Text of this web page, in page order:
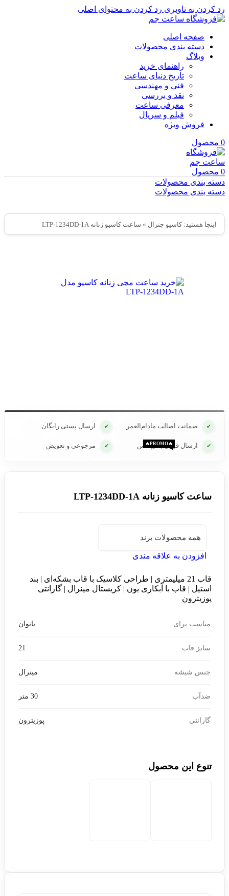
رد کردن به ناوبری رد کردن به محتوای اصلی
صفحه اصلی
دسته بندی محصولات
وبلاگ
راهنمای خرید
تاریخ دنیای ساعت
فنی و مهندسی
نقد و بررسی
معرفی ساعت
فیلم و سریال
فروش ویژه
🔥PROMO🔥
0 محصول
0 محصول
دسته بندی محصولات
دسته بندی محصولات
اینجا هستید: کاسیو جنرال » ساعت کاسیو زنانه LTP-1234DD-1A
✔ ضمانت اصالت مادام‌العمر ✔ ارسال پستی رایگان
✔ ارسال فوری با تیپاکس ✔ مرجوعی و تعویض
ساعت کاسیو زنانه LTP-1234DD-1A
همه محصولات برند
افزودن به علاقه مندی
قاب 21 میلیمتری | طراحی کلاسیک با قاب بشکه‌ای | بند
استیل | قاب با آبکاری یون | کریستال مینرال | گارانتی
پوزیترون
مناسب برای بانوان
سایز قاب 21
جنس شیشه مینرال
ضدآب 30 متر
گارانتی پوزیترون
تنوع این محصول
🔥PROMO🔥